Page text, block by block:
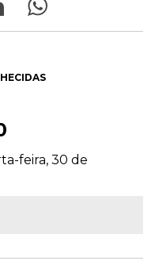
feira, 30 de